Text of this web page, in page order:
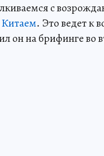
с
. Это ведет к
он на брифинге во